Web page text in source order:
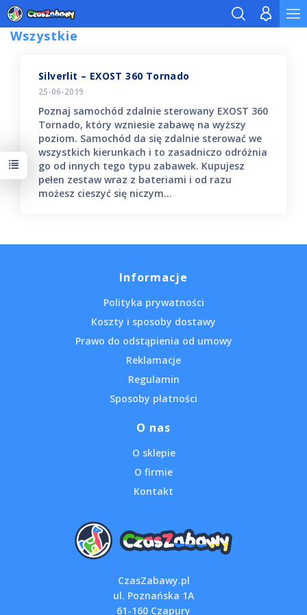
Wszystkie
Silverlit – EXOST 360 Tornado
25-06-2019
Poznaj samochód zdalnie sterowany EXOST 360
Tornado, który wzniesie zabawę na wyższy
poziom. Samochód da się zdalnie sterować we
wszystkich kierunkach i to zasadniczo odróżnia
go od innych tego typu zabawek. Kupujesz
pełen zestaw wraz z bateriami i od razu
możesz cieszyć się niczym...
Informacje
Polityka prywatności
Koszty i sposoby dostawy
Prawo do odstąpienia od umowy
Reklamacje
Regulamin
Sposoby płatności
O nas
O sklepie
O firmie
Kontakt
CzasZabawy.pl
ul. Poznańska 1A
61-160 Czapury